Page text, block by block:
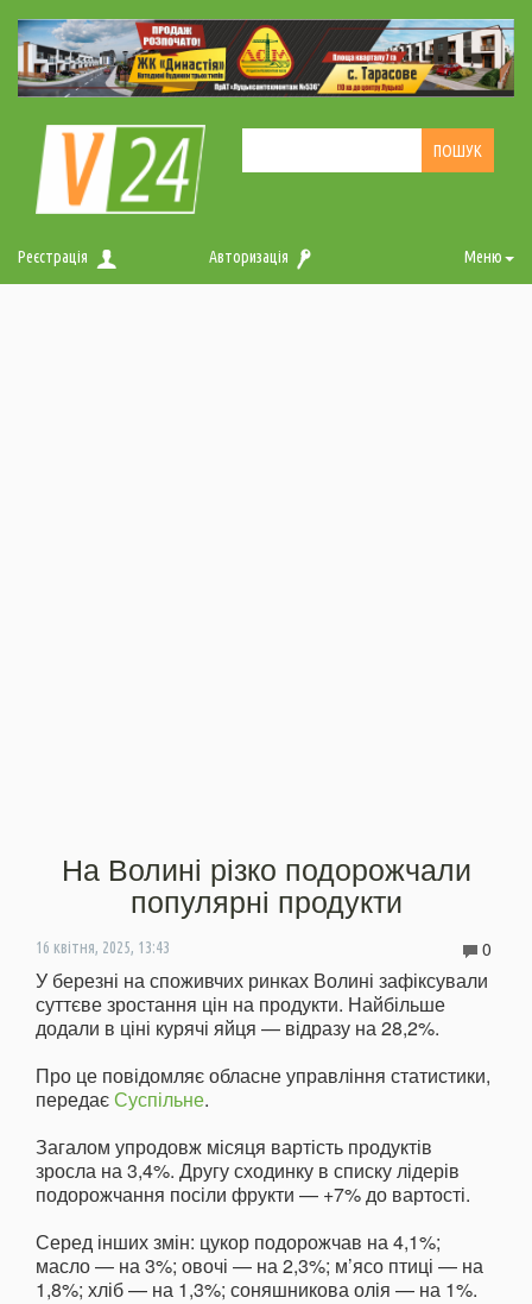
Реєстрація Авторизація Меню
На Волині різко подорожчали
популярні продукти
16 квітня, 2025, 13:43 0
У березні на споживчих ринках Волині зафіксували
суттєве зростання цін на продукти. Найбільше
додали в ціні курячі яйця — відразу на 28,2%.
Про це повідомляє обласне управління статистики,
передаєСуспільне.
Загалом упродовж місяця вартість продуктів
зросла на 3,4%. Другу сходинку в списку лідерів
подорожчання посіли фрукти — +7% до вартості.
Серед інших змін: цукор подорожчав на 4,1%;
масло — на 3%; овочі — на 2,3%; м’ясо птиці — на
1,8%; хліб — на 1,3%; соняшникова олія — на 1%.